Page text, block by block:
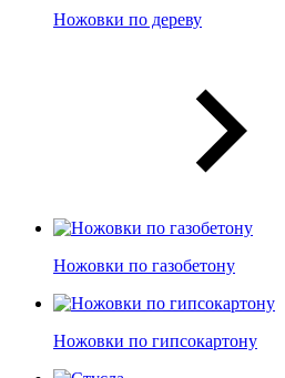
Ножовки по дереву
Ножовки по газобетону
Ножовки по гипсокартону